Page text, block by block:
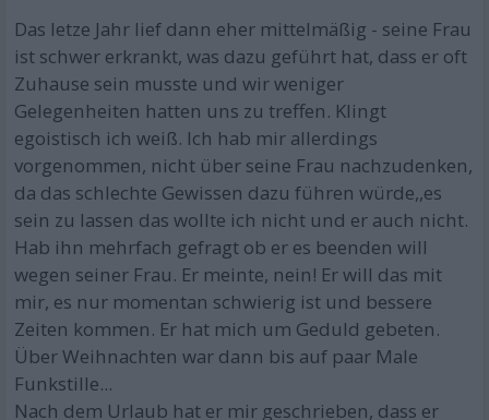
Das letze Jahr lief dann eher mittelmäßig - seine Frau
ist schwer erkrankt, was dazu geführt hat, dass er oft
Zuhause sein musste und wir weniger
Gelegenheiten hatten uns zu treffen. Klingt
egoistisch ich weiß. Ich hab mir allerdings
vorgenommen, nicht über seine Frau nachzudenken,
da das schlechte Gewissen dazu führen würde,,es
sein zu lassen das wollte ich nicht und er auch nicht.
Hab ihn mehrfach gefragt ob er es beenden will
wegen seiner Frau. Er meinte, nein! Er will das mit
mir, es nur momentan schwierig ist und bessere
Zeiten kommen. Er hat mich um Geduld gebeten.
Über Weihnachten war dann bis auf paar Male
Funkstille...
Nach dem Urlaub hat er mir geschrieben, dass er